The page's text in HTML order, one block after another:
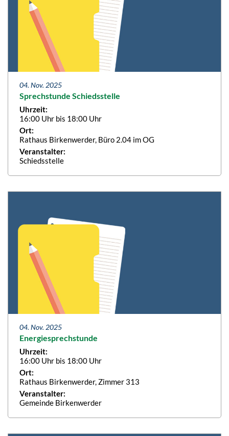
04. Nov. 2025
Sprechstunde Schiedsstelle
Uhrzeit:
16:00 Uhr bis 18:00 Uhr
Ort:
Rathaus Birkenwerder, Büro 2.04 im OG
Veranstalter:
Schiedsstelle
04. Nov. 2025
Energiesprechstunde
Uhrzeit:
16:00 Uhr bis 18:00 Uhr
Ort:
Rathaus Birkenwerder, Zimmer 313
Veranstalter:
Gemeinde Birkenwerder